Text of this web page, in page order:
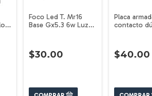
Foco Led T. Mr16
Base Gx5.3 6w Luz
$30.00
Placa
contacto
$40.00